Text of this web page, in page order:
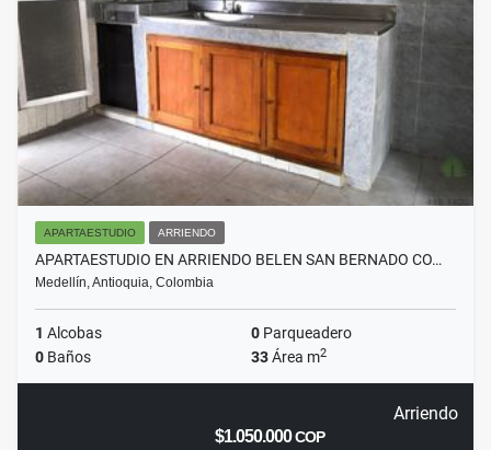
APARTAESTUDIO ARRIENDO
APARTAESTUDIO EN ARRIENDO BELEN SAN BERNADO CO…
Medellín, Antioquia, Colombia
1 Alcobas 0 Parqueadero
0 Baños 33Área m2
Arriendo
$1.050.000COP